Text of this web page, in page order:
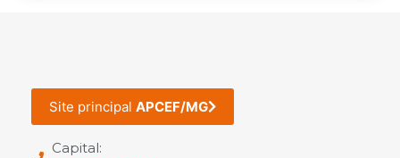
Site principal APCEF/MG
Capital: